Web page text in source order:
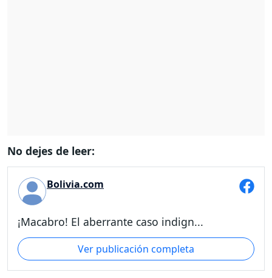
No dejes de leer:
Bolivia.com
¡Macabro! El aberrante caso indign...
Ver publicación completa